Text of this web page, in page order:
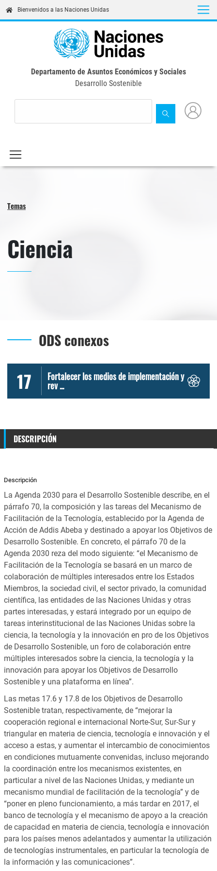
content
Bienvenidos a las Naciones Unidas
Departamento de Asuntos Económicos y Sociales
Desarrollo Sostenible
Temas
Ciencia
ODS conexos
17 Fortalecer los medios de implementación y
rev ...
DESCRIPCIÓN
Descripción
La Agenda 2030 para el Desarrollo Sostenible describe, en el
párrafo 70, la composición y las tareas del Mecanismo de
Facilitación de la Tecnología, establecido por la Agenda de
Acción de Addis Abeba y destinado a apoyar los Objetivos de
Desarrollo Sostenible. En concreto, el párrafo 70 de la
Agenda 2030 reza del modo siguiente: “el Mecanismo de
Facilitación de la Tecnología se basará en un marco de
colaboración de múltiples interesados entre los Estados
Miembros, la sociedad civil, el sector privado, la comunidad
científica, las entidades de las Naciones Unidas y otras
partes interesadas, y estará integrado por un equipo de
tareas interinstitucional de las Naciones Unidas sobre la
ciencia, la tecnología y la innovación en pro de los Objetivos
de Desarrollo Sostenible, un foro de colaboración entre
múltiples interesados sobre la ciencia, la tecnología y la
innovación para apoyar los Objetivos de Desarrollo
Sostenible y una plataforma en línea”.
Las metas 17.6 y 17.8 de los Objetivos de Desarrollo
Sostenible tratan, respectivamente, de “mejorar la
cooperación regional e internacional Norte‑Sur, Sur‑Sur y
triangular en materia de ciencia, tecnología e innovación y el
acceso a estas, y aumentar el intercambio de conocimientos
en condiciones mutuamente convenidas, incluso mejorando
la coordinación entre los mecanismos existentes, en
particular a nivel de las Naciones Unidas, y mediante un
mecanismo mundial de facilitación de la tecnología” y de
“poner en pleno funcionamiento, a más tardar en 2017, el
banco de tecnología y el mecanismo de apoyo a la creación
de capacidad en materia de ciencia, tecnología e innovación
para los países menos adelantados y aumentar la utilización
de tecnologías instrumentales, en particular la tecnología de
la información y las comunicaciones”.